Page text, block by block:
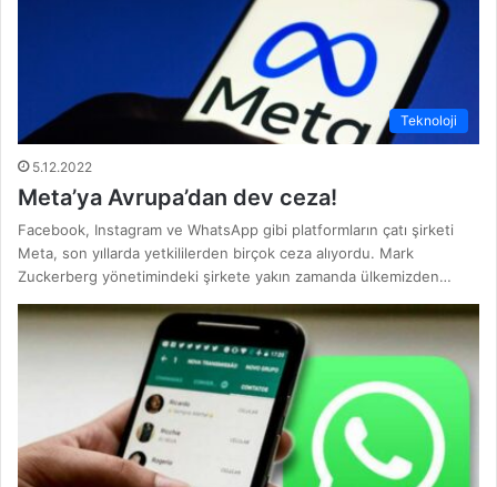
Teknoloji
5.12.2022
Meta’ya Avrupa’dan dev ceza!
Facebook, Instagram ve WhatsApp gibi platformların çatı şirketi
Meta, son yıllarda yetkililerden birçok ceza alıyordu. Mark
Zuckerberg yönetimindeki şirkete yakın zamanda ülkemizden…